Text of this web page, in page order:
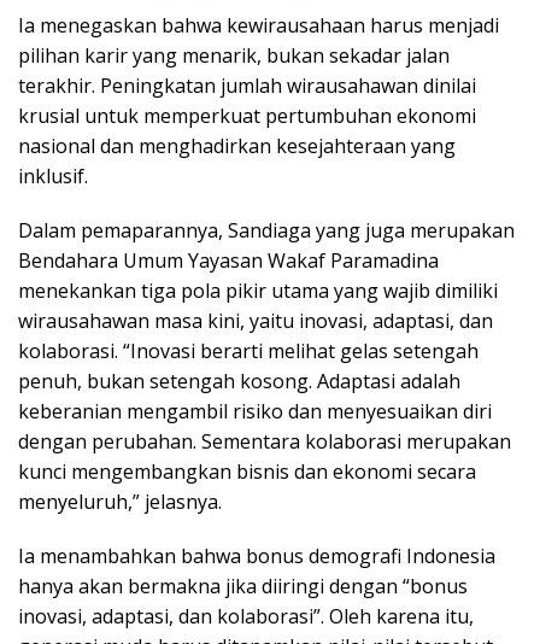
Ia menegaskan bahwa kewirausahaan harus menjadi
pilihan karir yang menarik, bukan sekadar jalan
terakhir. Peningkatan jumlah wirausahawan dinilai
krusial untuk memperkuat pertumbuhan ekonomi
nasional dan menghadirkan kesejahteraan yang
inklusif.
Dalam pemaparannya, Sandiaga yang juga merupakan
Bendahara Umum Yayasan Wakaf Paramadina
menekankan tiga pola pikir utama yang wajib dimiliki
wirausahawan masa kini, yaitu inovasi, adaptasi, dan
kolaborasi. “Inovasi berarti melihat gelas setengah
penuh, bukan setengah kosong. Adaptasi adalah
keberanian mengambil risiko dan menyesuaikan diri
dengan perubahan. Sementara kolaborasi merupakan
kunci mengembangkan bisnis dan ekonomi secara
menyeluruh,” jelasnya.
Ia menambahkan bahwa bonus demografi Indonesia
hanya akan bermakna jika diiringi dengan “bonus
inovasi, adaptasi, dan kolaborasi”. Oleh karena itu,